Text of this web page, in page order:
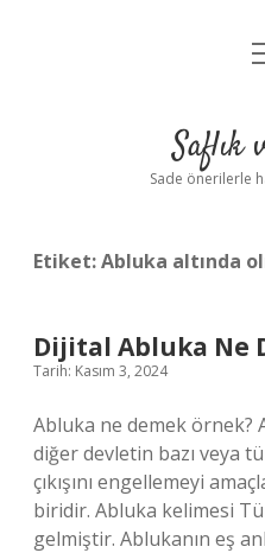
Saflık
Sade önerilerle
Etiket:Abluka altında
Dijital Abluka Ne
Tarih: Kasım 3, 2024
Abluka ne demek örnek?
diğer devletin bazı veya
çıkışını engellemeyi
biridir. Abluka kelimesi
gelmiştir. Ablukanın eş